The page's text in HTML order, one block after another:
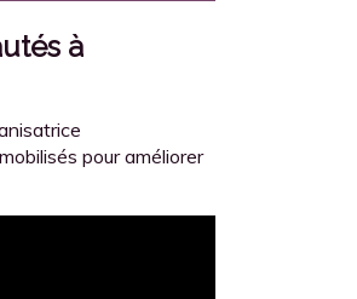
à
pour améliorer